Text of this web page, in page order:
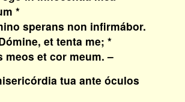
*
sperans non infirmábor.
et tenta me; *
et cor meum. –
tua ante óculos